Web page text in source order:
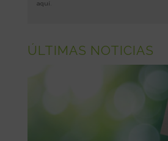
aquí
ÚLTIMAS NOTICIAS